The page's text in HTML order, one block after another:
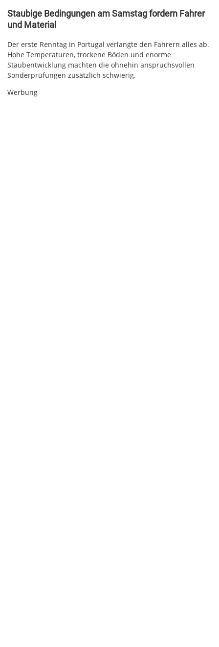
Staubige Bedingungen am Samstag fordern Fahrer
und Material
Der erste Renntag in Portugal verlangte den Fahrern alles ab.
Hohe Temperaturen, trockene Böden und enorme
Staubentwicklung machten die ohnehin anspruchsvollen
Sonderprüfungen zusätzlich schwierig.
Werbung